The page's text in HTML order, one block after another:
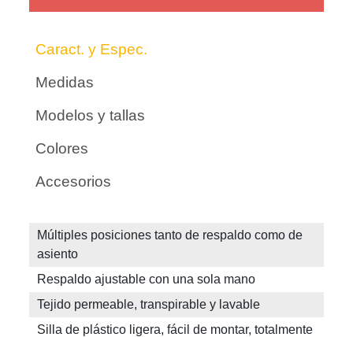
Caract. y Espec.
Medidas
Modelos y tallas
Colores
Accesorios
Múltiples posiciones tanto de respaldo como de
asiento
Respaldo ajustable con una sola mano
Tejido permeable, transpirable y lavable
Silla de plástico ligera, fácil de montar, totalmente